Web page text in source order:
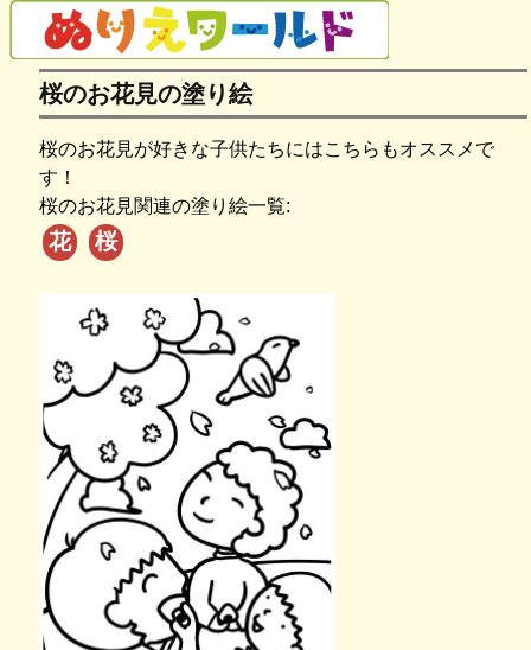
桜のお花見の塗り絵
桜のお花見が好きな子供たちにはこちらもオススメで
す！
桜のお花見関連の塗り絵一覧:
花 桜